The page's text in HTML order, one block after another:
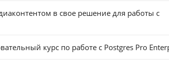
в свое решение для работы с
курс по работе с Postgres Pro